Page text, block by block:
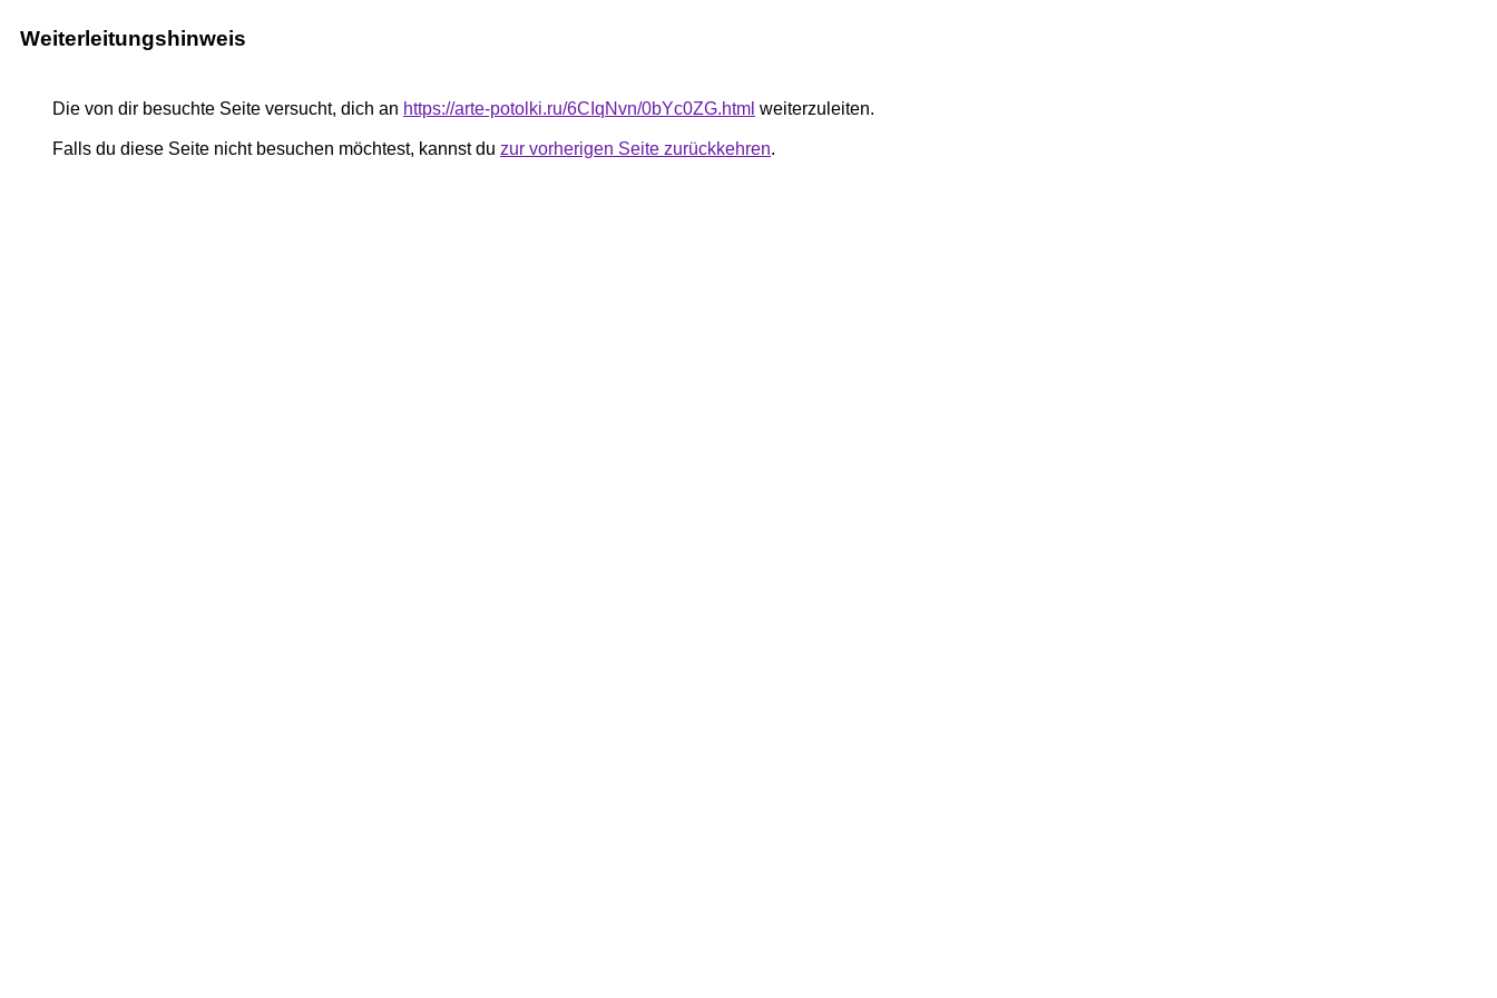
Weiterleitungshinweis
Die von dir besuchte Seite versucht, dich an https://arte-potolki.ru/6CIqNvn/0bYc0ZG.html weiterzuleiten.
Falls du diese Seite nicht besuchen möchtest, kannst du zur vorherigen Seite zurückkehren.